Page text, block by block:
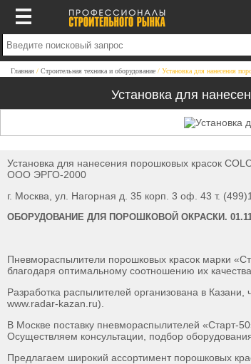
Главная Строительная техника и оборудование Установка для нанесения
Установка для
Установка для нанесения порошковых красок
ООО ЭРГО-2000
г. Москва, ул. Нагорная д. 35 корп. 3 оф. 43 т.
ОБОРУДОВАНИЕ ДЛЯ ПОРОШКОВОЙ ОКРАСКИ.
Пневмораспылители порошковых красок марки
благодаря оптимальному соотношению их
Разработка распылителей организована в
www.radar-kazan.ru).
В Москве поставку пневмораспылителей
Осуществляем консультации, подбор
Предлагаем широкий ассортимент порошковых